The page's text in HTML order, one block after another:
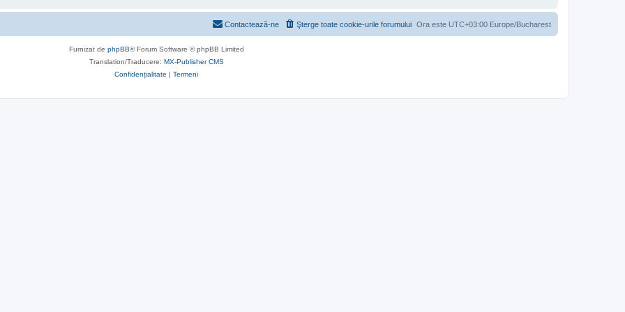
Ora este UTC+03:00 Europe/Bucharest
Şterge toate cookie-urile forumului
Contactează-ne
Furnizat de phpBB® Forum Software © phpBB Limited
Translation/Traducere: MX-Publisher CMS
Confidențialitate | Termeni